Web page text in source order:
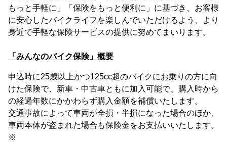
もっと手軽に」「保険をもっと便利に」に基づき、お客様
に安心したバイクライフを楽しんでいただけるよう、より
身近で手軽な保険サービスの提供に努めてまいります。
「みんなのバイク保険」概要
申込時に25歳以上かつ125cc超のバイクにお乗りの方に向
けた保険で、新車・中古車ともに加入可能で、購入時から
の経過年数にかかわらず購入金額を補償いたします。
交通事故によって車両が全損・半損になった場合のほか、
車両本体が盗まれた場合も保険金をお支払いいたします。
※